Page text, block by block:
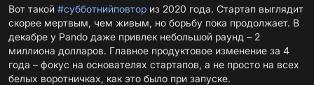
Вот такой #субботнийповтор из 2020 года. Стартап выглядит
скорее мертвым, чем живым, но борьбу пока продолжает. В
декабре у Pando даже привлек небольшой раунд – 2
миллиона долларов. Главное продуктовое изменение за 4
года – фокус на основателях стартапов, а не просто на всех
белых воротничках, как это было при запуске.